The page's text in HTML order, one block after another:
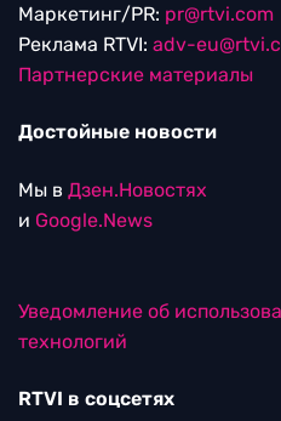
Маркетинг/PR: pr@rtvi.com
Реклама RTVI: adv-
Партнерские материалы
Достойные новости
Мы в Дзен.Новостях
и Google.News
Уведомление об
технологий
RTVI в соцсетях